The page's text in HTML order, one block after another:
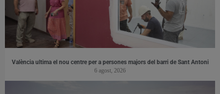
València ultima el nou centre per a persones majors del barri de Sant Antoni
6 agost, 2026